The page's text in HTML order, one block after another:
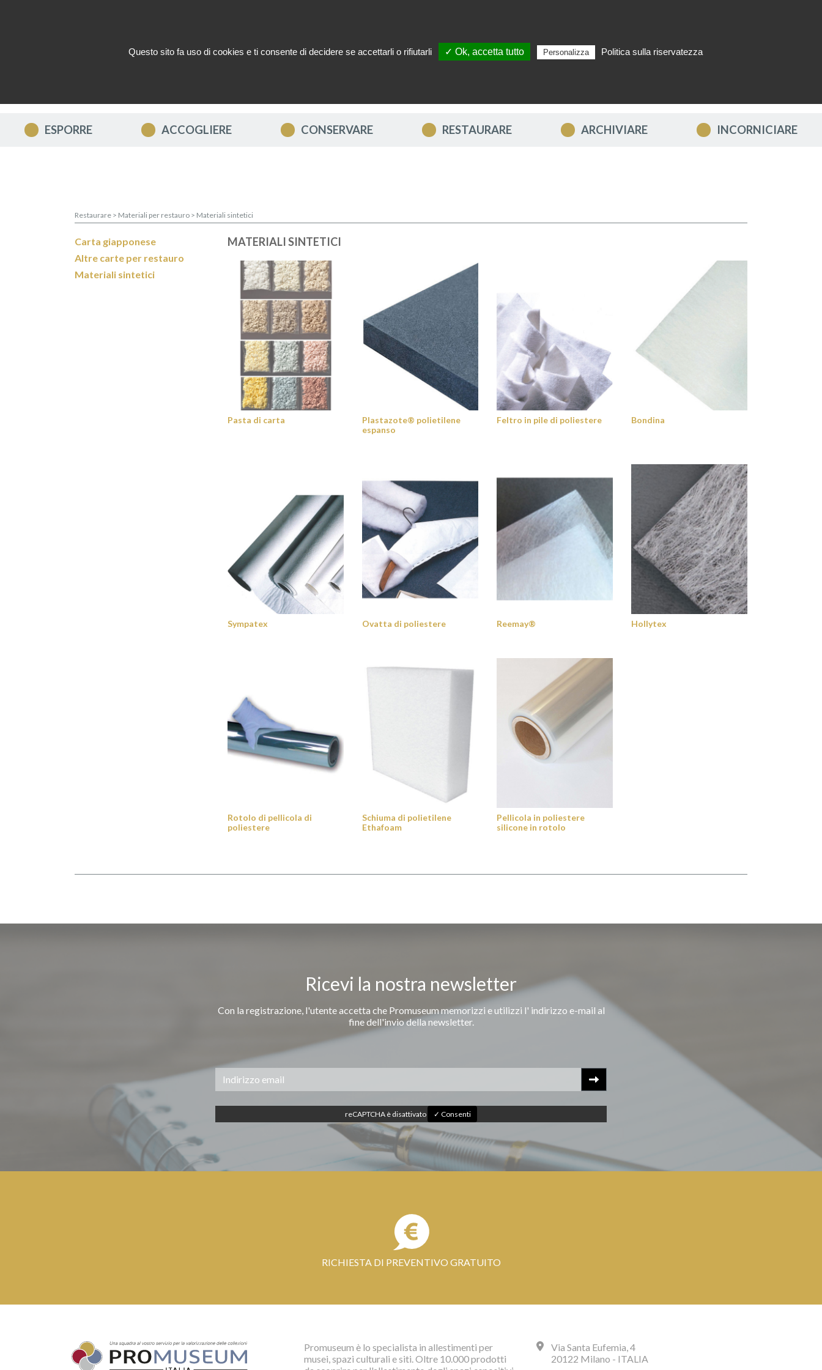
ESPORRE ACCOGLIERE CONSERVARE RESTAURARE ARCHIVIARE INCORNICIARE
Restaurare > Materiali per restauro > Materiali sintetici
Carta giapponese
Altre carte per restauro
Materiali sintetici
MATERIALI SINTETICI
Pasta di carta
Plastazote® polietilene
espanso
Feltro in pile di poliestere Bondina
Sympatex Ovatta di poliestere Reemay® Hollytex
Rotolo di pellicola di
poliestere
Schiuma di polietilene
Ethafoam
Pellicola in poliestere
silicone in rotolo
Ricevi la nostra newsletter
Con la registrazione, l'utente accetta che Promuseum memorizzi e utilizzi l' indirizzo e-mail al
fine dell'invio della newsletter.
reCAPTCHA è disattivato ✓ Consenti
RICHIESTA DI PREVENTIVO GRATUITO
Promuseum è lo specialista in allestimenti per
musei, spazi culturali e siti. Oltre 10.000 prodotti
Via Santa Eufemia, 4
20122 Milano - ITALIA
Questo sito fa uso di cookies e ti consente di decidere se accettarli o rifiutarli ✓ Ok, accetta tutto Personalizza Politica sulla riservatezza